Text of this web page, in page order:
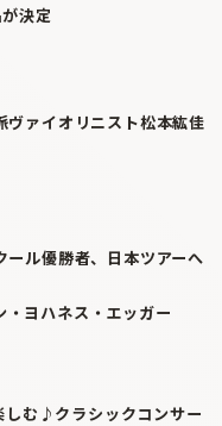
決定
ヴァイオリニスト松本紘佳
ール優勝者、日本ツアーへ
ヨハネス・エッガー
む♪クラシックコンサー